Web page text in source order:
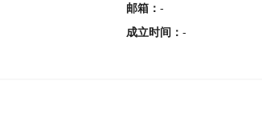
邮箱 ： -
成立时间 ： -